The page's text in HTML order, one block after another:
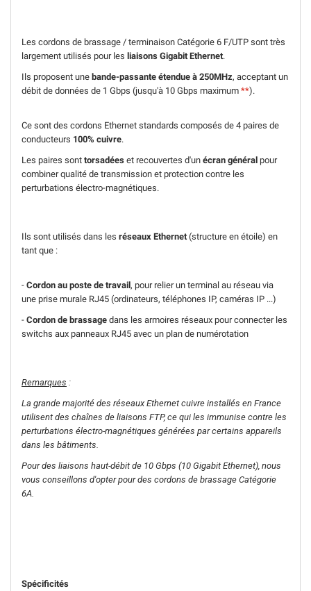
Les cordons de brassage / terminaison Catégorie 6 F/UTP sont très
largement utilisés pour les liaisons Gigabit Ethernet.
Ils proposent une bande-passante étendue à 250MHz, acceptant un
débit de données de 1 Gbps (jusqu'à 10 Gbps maximum **).
Ce sont des cordons Ethernet standards composés de 4 paires de
conducteurs 100% cuivre.
Les paires sont torsadées et recouvertes d'un écran général pour
combiner qualité de transmission et protection contre les
perturbations électro-magnétiques.
Ils sont utilisés dans les réseaux Ethernet(structure en étoile) en
tant que :
- Cordon au poste de travail, pour relier un terminal au réseau via
une prise murale RJ45 (ordinateurs, téléphones IP, caméras IP ...)
- Cordon de brassage dans les armoires réseaux pour connecter les
switchs aux panneaux RJ45 avec un plan de numérotation
Remarques :
La grande majorité des réseaux Ethernet cuivre installés en France
utilisent des chaînes de liaisons FTP, ce qui les immunise contre les
perturbations électro-magnétiques générées par certains appareils
dans les bâtiments.
Pour des liaisons haut-débit de 10 Gbps (10 Gigabit Ethernet), nous
vous conseillons d'opter pour des cordons de brassage Catégorie
6A.
Spécificités